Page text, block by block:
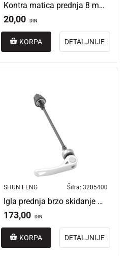
Kontra matica prednja 8 mm obična
20,00 DIN
KORPA DETALJNIJE
SHUN FENG Šifra: 3205400
Igla prednja brzo skidanje aluminijum 4.5 x 112 mm
173,00 DIN
KORPA DETALJNIJE